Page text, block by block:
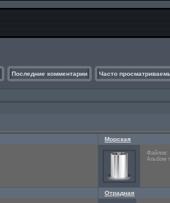
Последние комментарии Часто
Морская
Файлов:
Альбом
Отрадная